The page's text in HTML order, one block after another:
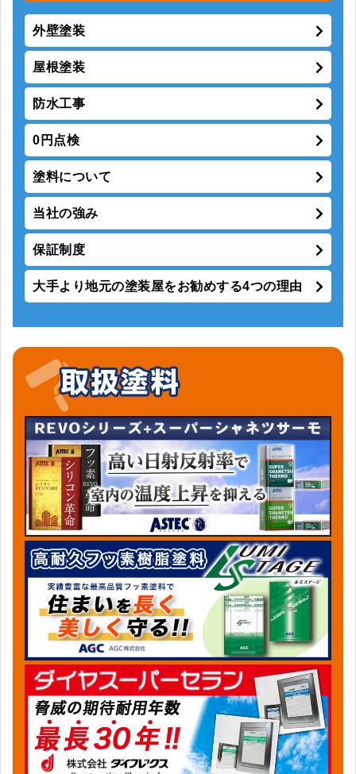
外壁塗装
屋根塗装
防水工事
0円点検
塗料について
当社の強み
保証制度
大手より地元の塗装屋をお勧めする4つの理由